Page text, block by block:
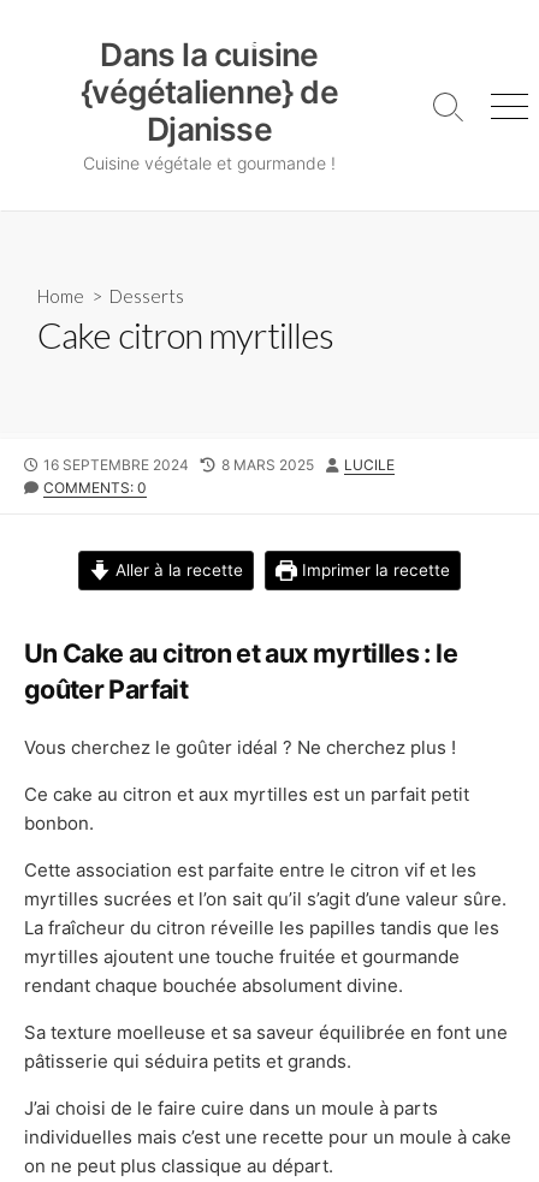
Dans la cuisine
{végétalienne} de
Djanisse
Cuisine végétale et gourmande !
Search
Home > Desserts
Cake citron myrtilles
PUBLISHED
DATE
16 SEPTEMBRE 2024
LAST
8 MARS 2025 AUTHOR
LUCILE
COMMENTS: 0
Aller à la recette Imprimer la recette
Un Cake au citron et aux myrtilles : le
goûter Parfait
Vous cherchez le goûter idéal ? Ne cherchez plus !
Ce cake au citron et aux myrtilles est un parfait petit
bonbon.
Cette association est parfaite entre le citron vif et les
myrtilles sucrées et l’on sait qu’il s’agit d’une valeur sûre.
La fraîcheur du citron réveille les papilles tandis que les
myrtilles ajoutent une touche fruitée et gourmande
rendant chaque bouchée absolument divine.
Sa texture moelleuse et sa saveur équilibrée en font une
pâtisserie qui séduira petits et grands.
J’ai choisi de le faire cuire dans un moule à parts
individuelles mais c’est une recette pour un moule à cake
on ne peut plus classique au départ.